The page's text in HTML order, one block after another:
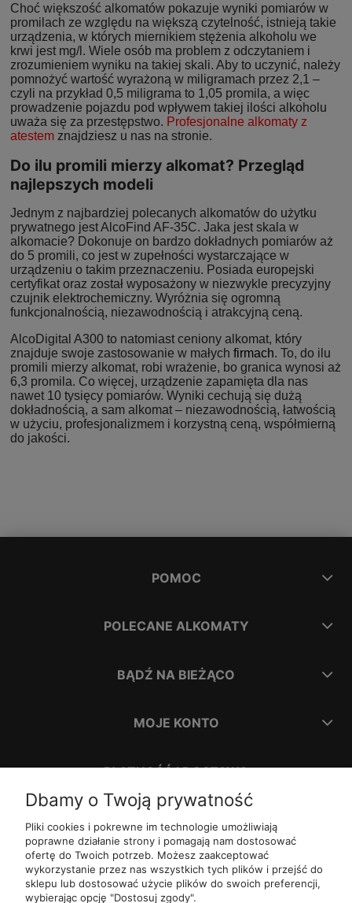
Choć większość alkomatów pokazuje wyniki pomiarów w
promilach ze względu na większą czytelność, istnieją takie
urządzenia, w których miernikiem stężenia alkoholu we
krwi jest mg/l. Wiele osób ma problem z odczytaniem i
zrozumieniem wyniku na takiej skali. Aby to uczynić, należy
pomnożyć wartość wyrażoną w miligramach przez 2,1 –
czyli na przykład 0,5 miligrama to 1,05 promila, a więc
prowadzenie pojazdu pod wpływem takiej ilości alkoholu
uważa się za przestępstwo. Profesjonalne alkomaty z
atestem znajdziesz u nas na stronie.
Do ilu promili mierzy alkomat? Przegląd
najlepszych modeli
Jednym z najbardziej polecanych alkomatów do użytku
prywatnego jest AlcoFind AF-35C. Jaka jest skala w
alkomacie? Dokonuje on bardzo dokładnych pomiarów aż
do 5 promili, co jest w zupełności wystarczające w
urządzeniu o takim przeznaczeniu. Posiada europejski
certyfikat oraz został wyposażony w niezwykle precyzyjny
czujnik elektrochemiczny. Wyróżnia się ogromną
funkcjonalnością, niezawodnością i atrakcyjną ceną.
AlcoDigital A300 to natomiast ceniony alkomat, który
znajduje swoje zastosowanie w małych firmach. To, do ilu
promili mierzy alkomat, robi wrażenie, bo granica wynosi aż
6,3 promila. Co więcej, urządzenie zapamięta dla nas
nawet 10 tysięcy pomiarów. Wyniki cechują się dużą
dokładnością, a sam alkomat – niezawodnością, łatwością
w użyciu, profesjonalizmem i korzystną ceną, współmierną
do jakości.
POMOC
POLECANE ALKOMATY
BĄDŹ NA BIEŻĄCO
MOJE KONTO
PŁATNOŚĆ I DOSTAWA
INFORMACJE
O NAS
Dbamy o Twoją prywatność
Pliki cookies i pokrewne im technologie umożliwiają
poprawne działanie strony i pomagają nam dostosować
ofertę do Twoich potrzeb. Możesz zaakceptować
wykorzystanie przez nas wszystkich tych plików i przejść do
sklepu lub dostosować użycie plików do swoich preferencji,
wybierając opcję "Dostosuj zgody".